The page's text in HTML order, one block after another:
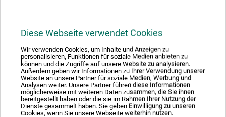
Diese Webseite verwendet Cookies
Wir verwenden Cookies, um Inhalte und Anzeigen zu
personalisieren, Funktionen für soziale Medien anbieten zu
können und die Zugriffe auf unsere Website zu analysieren.
Außerdem geben wir Informationen zu Ihrer Verwendung unserer
Website an unsere Partner für soziale Medien, Werbung und
Analysen weiter. Unsere Partner führen diese Informationen
möglicherweise mit weiteren Daten zusammen, die Sie ihnen
bereitgestellt haben oder die sie im Rahmen Ihrer Nutzung der
Dienste gesammelt haben. Sie geben Einwilligung zu unseren
Cookies, wenn Sie unsere Webseite weiterhin nutzen.